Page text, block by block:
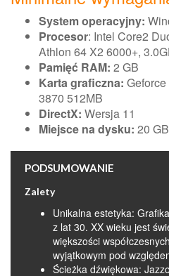
System operacyjny:
Procesor: Intel Core2
Athlon 64 X2 6000+,
Pamięć RAM: 2 GB
Karta graficzna:
3870 512MB
DirectX: Wersja 11
Miejsce na dysku: 20
PODSUMOWANIE
Zalety
Unikalna estetyka:
z lat 30. XX wieku jest
większości
wyjątkowym pod
Ścieżka dźwiękowa: